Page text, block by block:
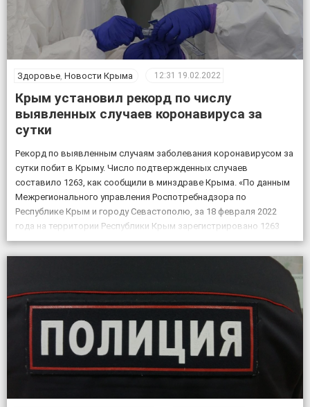
Здоровье Новости Крыма 12:31 19.02.2022
Крым установил рекорд по числу
выявленных случаев коронавируса за
сутки
Рекорд по выявленным случаям заболевания коронавирусом за
сутки побит в Крыму. Число подтвержденных случаев
составило 1263, как сообщили в минздраве Крыма. «По данным
Межрегионального управления Роспотребнадзора по
Республике Крым и городу Севастополю, за 18 февраля 2022
года на территории Республики Крым зарегистрировано 1263
случая новой коронавирусной инфекции, всего выявлено 151605
положительных на COVID-19», – по […]